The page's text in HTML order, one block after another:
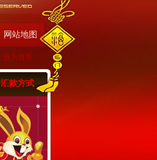
网站地图
设为首页
汇款方式